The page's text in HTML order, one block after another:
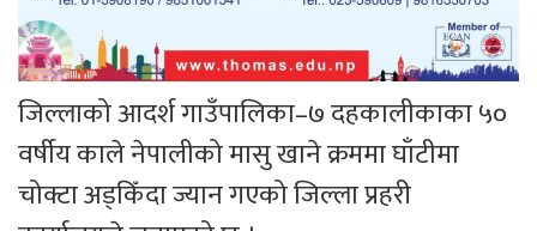
जिल्लाको आदर्श गाउँपालिका–७ दहकालीकाका ५०
वर्षीय काले नेपालीको मासु खाने क्रममा घाँटीमा
चोक्टा अड्किँदा ज्यान गएको जिल्ला प्रहरी